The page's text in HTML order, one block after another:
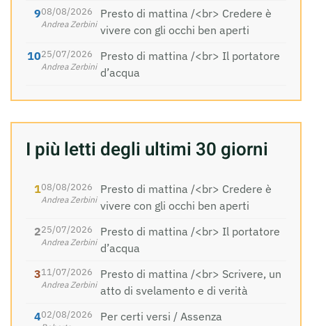
08/08/2026
Andrea Zerbini
Presto di mattina /<br> Credere è
vivere con gli occhi ben aperti
25/07/2026
Andrea Zerbini
Presto di mattina /<br> Il portatore
d’acqua
I più letti degli ultimi 30 giorni
08/08/2026
Andrea Zerbini
Presto di mattina /<br> Credere è
vivere con gli occhi ben aperti
25/07/2026
Andrea Zerbini
Presto di mattina /<br> Il portatore
d’acqua
11/07/2026
Andrea Zerbini
Presto di mattina /<br> Scrivere, un
atto di svelamento e di verità
02/08/2026 Per certi versi / Assenza